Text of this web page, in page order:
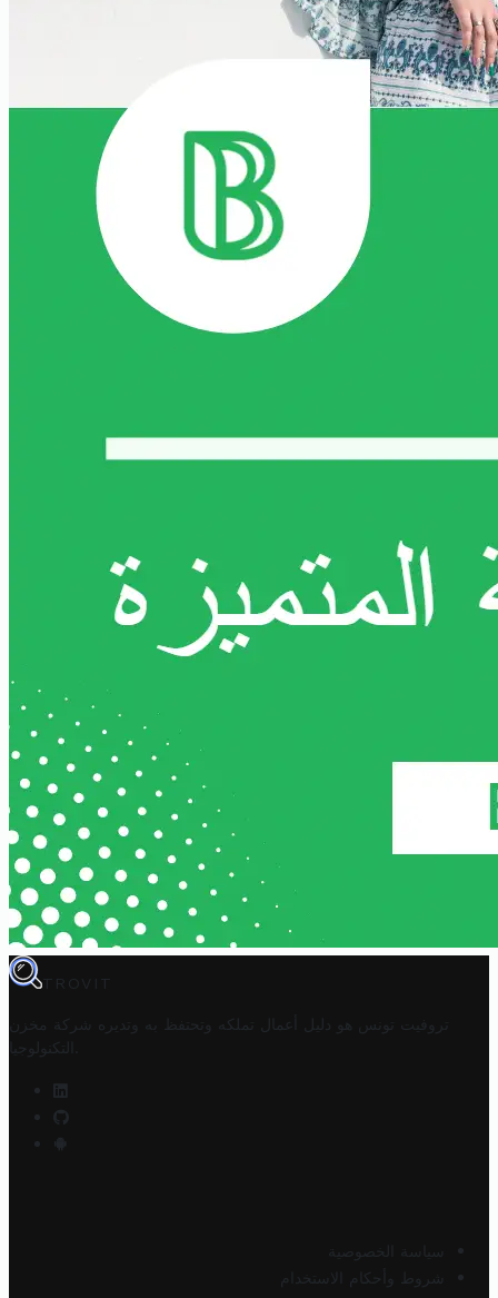
TROVIT
تروفيت تونس هو دليل أعمال تملكه وتحتفظ به وتديره
شركة مخزن
التكنولوجيا
سياسة الخصوصية
شروط وأحكام الاستخدام